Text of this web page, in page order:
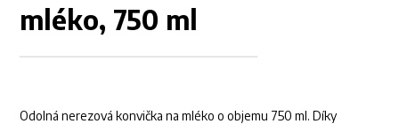
mléko, 750 ml
Odolná nerezová konvička na mléko o objemu 750 ml. Díky